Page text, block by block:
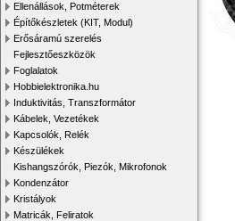
Ellenállások, Potméterek
Építőkészletek (KIT, Modul)
Erősáramú szerelés
Fejlesztőeszközök
Foglalatok
Hobbielektronika.hu
Induktivitás, Transzformátor
Kábelek, Vezetékek
Kapcsolók, Relék
Készülékek
Kishangszórók, Piezók, Mikrofonok
Kondenzátor
Kristályok
Matricák, Feliratok